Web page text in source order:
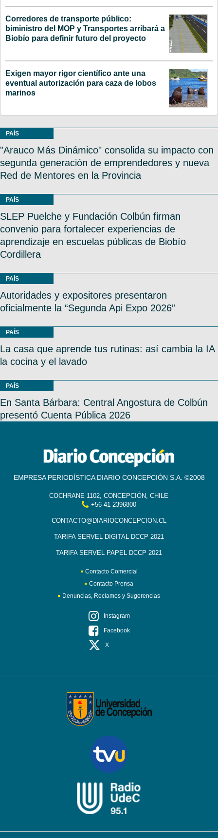
Corredores de transporte público:
biministro del MOP y Transportes arribará a
Biobío para definir futuro del proyecto
Exigen mayor rigor científico ante una
eventual autorización para caza de lobos
marinos
PAÍS
"Arauco Más Dinámico" consolida su impacto con
segunda generación de emprendedores y nueva
Red de Mentores en la Provincia
PAÍS
SLEP Puelche y Fundación Colbún firman
convenio para fortalecer experiencias de
aprendizaje en escuelas públicas de Biobío
Cordillera
PAÍS
Autoridades y expositores presentaron
oficialmente la “Segunda Api Expo 2026”
PAÍS
La casa que aprende tus rutinas: así cambia la IA
la cocina y el lavado
PAÍS
En Santa Bárbara: Central Angostura de Colbún
presentó Cuenta Pública 2026
EMPRESA PERIODÍSTICA DIARIO CONCEPCIÓN S.A. ©2008
COCHRANE 1102, CONCEPCIÓN, CHILE
+56 41 2396800
CONTACTO@DIARIOCONCEPCION.CL
TARIFA SERVEL DIGITAL DCCP 2021
TARIFA SERVEL PAPEL DCCP 2021
Contacto Comercial
Contacto Prensa
Denuncias, Reclamos y Sugerencias
Instagram
Facebook
X